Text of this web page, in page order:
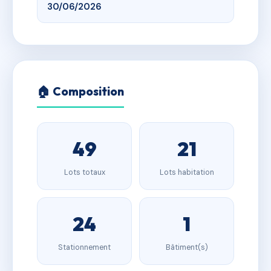
30/06/2026
🏠 Composition
49
Lots totaux
21
Lots habitation
24
Stationnement
1
Bâtiment(s)